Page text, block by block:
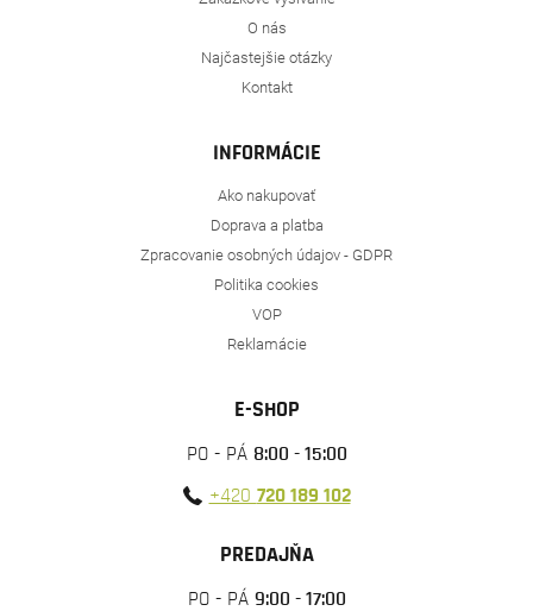
O nás
Najčastejšie otázky
Kontakt
INFORMÁCIE
Ako nakupovať
Doprava a platba
Zpracovanie osobných údajov - GDPR
Politika cookies
VOP
Reklamácie
E-SHOP
PO - PÁ 8:00 - 15:00
+420 720 189 102
PREDAJŇA
PO - PÁ 9:00 - 17:00